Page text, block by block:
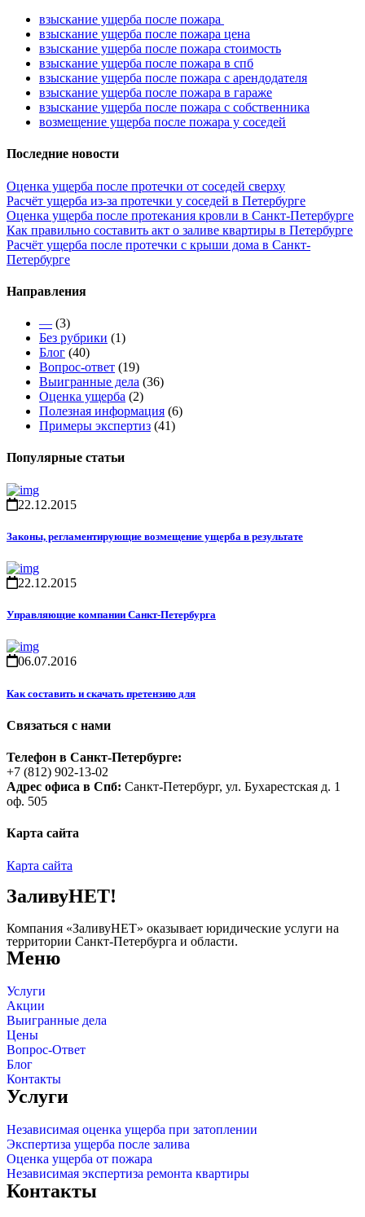
взыскание ущерба после пожара
взыскание ущерба после пожара цена
взыскание ущерба после пожара стоимость
взыскание ущерба после пожара в спб
взыскание ущерба после пожара с арендодателя
взыскание ущерба после пожара в гараже
взыскание ущерба после пожара с собственника
возмещение ущерба после пожара у соседей
Последние новости
Оценка ущерба после протечки от соседей сверху
Расчёт ущерба из-за протечки у соседей в Петербурге
Оценка ущерба после протекания кровли в Санкт-Петербурге
Как правильно составить акт о заливе квартиры в Петербурге
Расчёт ущерба после протечки с крыши дома в Санкт-
Петербурге
Направления
— (3)
Без рубрики (1)
Блог (40)
Вопрос-ответ (19)
Выигранные дела (36)
Оценка ущерба (2)
Полезная информация (6)
Примеры экспертиз (41)
Популярные статьи
22.12.2015
Законы, регламентирующие возмещение ущерба в результате
22.12.2015
Управляющие компании Санкт-Петербурга
06.07.2016
Как составить и скачать претензию для
Связаться с нами
Телефон в Санкт-Петербурге:
+7 (812) 902-13-02
Адрес офиса в Спб: Санкт-Петербург, ул. Бухарестская д. 1
оф. 505
Карта сайта
Карта сайта
ЗаливуНЕТ!
Компания «ЗаливуНЕТ» оказывает юридические услуги на
территории Санкт-Петербурга и области.
Меню
Услуги
Акции
Выигранные дела
Цены
Вопрос-Ответ
Блог
Контакты
Услуги
Независимая оценка ущерба при затоплении
Экспертиза ущерба после залива
Оценка ущерба от пожара
Независимая экспертиза ремонта квартиры
Контакты